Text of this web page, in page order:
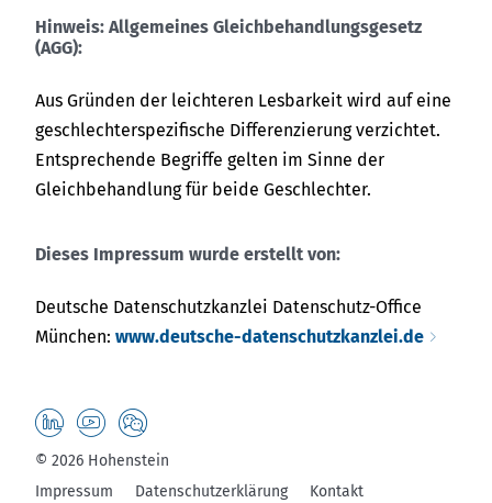
Hinweis: Allgemeines Gleichbehandlungsgesetz
(AGG):
Aus Gründen der leichteren Lesbarkeit wird auf eine
geschlechterspezifische Differenzierung verzichtet.
Entsprechende Begriffe gelten im Sinne der
Gleichbehandlung für beide Geschlechter.
Dieses Impressum wurde erstellt von:
Deutsche Datenschutzkanzlei Datenschutz-Office
München: www.deutsche-datenschutzkanzlei.de
Impressum Datenschutzerklärung
Kontakt
© 2026 Hohenstein